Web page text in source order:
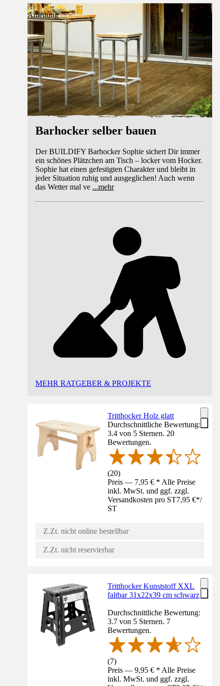
Anleitung
Barhocker selber bauen
Der BUILDIFY Barhocker Sophie sichert Dir immer
ein schönes Plätzchen am Tisch – locker vom Hocker.
Sophie hat einen gefestigten Charakter und bleibt in
jeder Situation ruhig und ausgeglichen! Auch wenn
das Wetter mal ve ...mehr
MEHR RATGEBER & PROJEKTE
Tritthocker Holz glatt
Durchschnittliche Bewertung:
3.4 von 5 Sternen. 20
Bewertungen.
(20)
Preis — 7,95 € * Alle Preise
inkl. MwSt. und ggf. zzgl.
Versandkosten pro ST7,95 €*/
ST
Z.Zt. nicht online bestellbar
Z.Zt. nicht reservierbar
Tritthocker Kunststoff XXL
faltbar 31x22x39 cm schwarz
Durchschnittliche Bewertung:
3.7 von 5 Sternen. 7
Bewertungen.
(7)
Preis — 9,95 € * Alle Preise
inkl. MwSt. und ggf. zzgl.